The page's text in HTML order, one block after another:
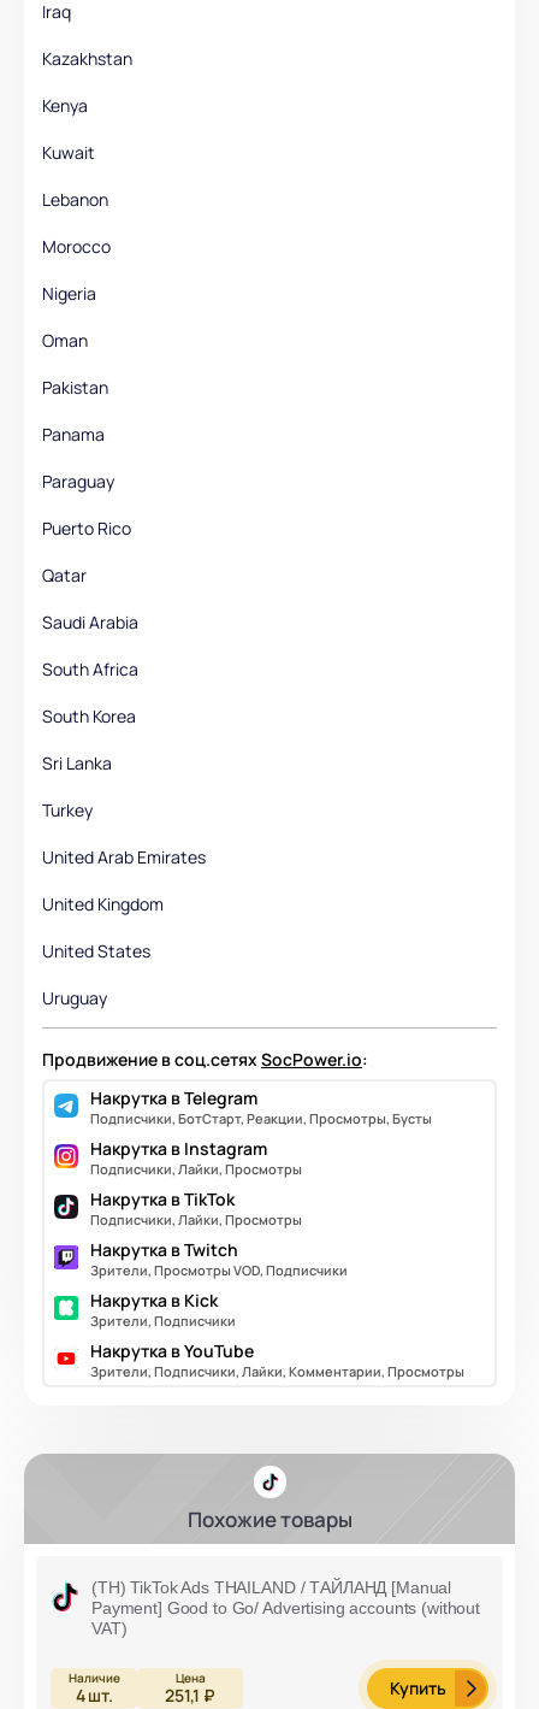
Iraq
Kazakhstan
Kenya
Kuwait
Lebanon
Morocco
Nigeria
Oman
Pakistan
Panama
Paraguay
Puerto Rico
Qatar
Saudi Arabia
South Africa
South Korea
Sri Lanka
Turkey
United Arab Emirates
United Kingdom
United States
Uruguay
Продвижение в соц.сетяхSocPower.io:
Накрутка в Telegram
Подписчики, БотСтарт, Реакции, Просмотры, Бусты
Накрутка в Instagram
Подписчики, Лайки, Просмотры
Накрутка в TikTok
Подписчики, Лайки, Просмотры
Накрутка в Twitch
Зрители, Просмотры VOD, Подписчики
Накрутка в Kick
Зрители, Подписчики
Накрутка в YouTube
Зрители, Подписчики, Лайки, Комментарии, Просмотры
Похожие товары
(TH) TikTok Ads THAILAND / ТАЙЛАНД [Manual
Payment] Good to Go/ Advertising accounts (without
VAT)
4шт. 251,1 ₽ Купить